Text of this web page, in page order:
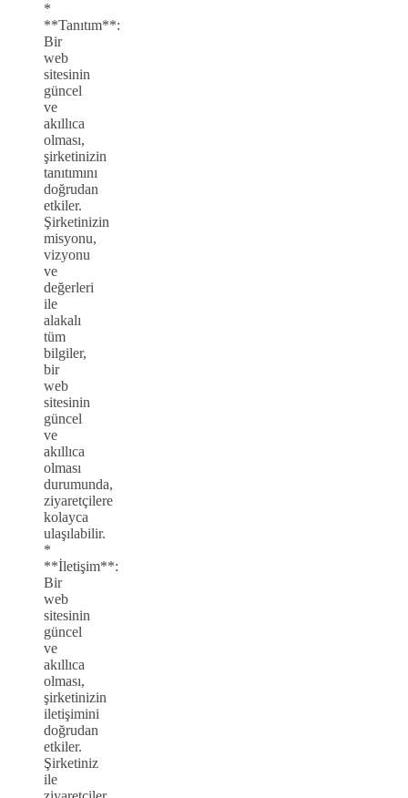
*
**Tanıtım**:
Bir
web
sitesinin
güncel
ve
akıllıca
olması,
şirketinizin
tanıtımını
doğrudan
etkiler.
Şirketinizin
misyonu,
vizyonu
ve
değerleri
ile
alakalı
tüm
bilgiler,
bir
web
sitesinin
güncel
ve
akıllıca
olması
durumunda,
ziyaretçilere
kolayca
ulaşılabilir.
*
**İletişim**:
Bir
web
sitesinin
güncel
ve
akıllıca
olması,
şirketinizin
iletişimini
doğrudan
etkiler.
Şirketiniz
ile